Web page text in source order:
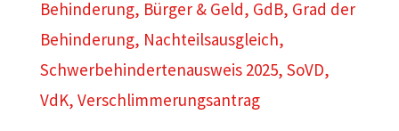
Behinderung, Bürger & Geld, GdB, Grad der
Behinderung, Nachteilsausgleich,
Schwerbehindertenausweis 2025, SoVD,
VdK, Verschlimmerungsantrag